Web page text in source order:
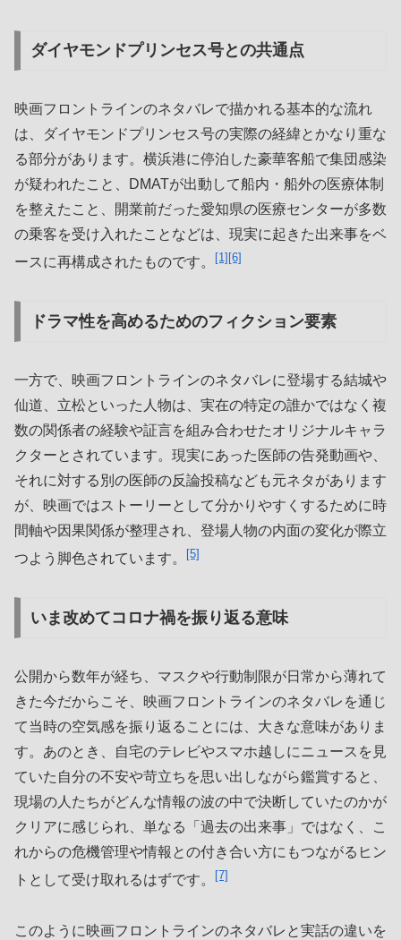
ダイヤモンドプリンセス号との共通点
映画フロントラインのネタバレで描かれる基本的な流れ
は、ダイヤモンドプリンセス号の実際の経緯とかなり重な
る部分があります。横浜港に停泊した豪華客船で集団感染
が疑われたこと、DMATが出動して船内・船外の医療体制
を整えたこと、開業前だった愛知県の医療センターが多数
の乗客を受け入れたことなどは、現実に起きた出来事をベ
ースに再構成されたものです。
[1] [6]
ドラマ性を高めるためのフィクション要素
一方で、映画フロントラインのネタバレに登場する結城や
仙道、立松といった人物は、実在の特定の誰かではなく複
数の関係者の経験や証言を組み合わせたオリジナルキャラ
クターとされています。現実にあった医師の告発動画や、
それに対する別の医師の反論投稿なども元ネタがあります
が、映画ではストーリーとして分かりやすくするために時
間軸や因果関係が整理され、登場人物の内面の変化が際立
つよう脚色されています。
[5]
いま改めてコロナ禍を振り返る意味
公開から数年が経ち、マスクや行動制限が日常から薄れて
きた今だからこそ、映画フロントラインのネタバレを通じ
て当時の空気感を振り返ることには、大きな意味がありま
す。あのとき、自宅のテレビやスマホ越しにニュースを見
ていた自分の不安や苛立ちを思い出しながら鑑賞すると、
現場の人たちがどんな情報の波の中で決断していたのかが
クリアに感じられ、単なる「過去の出来事」ではなく、こ
れからの危機管理や情報との付き合い方にもつながるヒン
トとして受け取れるはずです。
[7]
このように映画フロントラインのネタバレと実話の違いを